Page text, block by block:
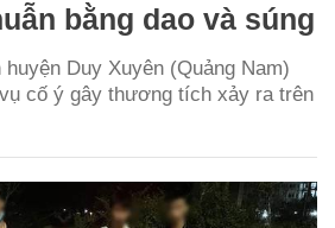
bằng dao và súng
huyện Duy Xuyên (Quảng Nam)
cố ý gây thương tích xảy ra trên